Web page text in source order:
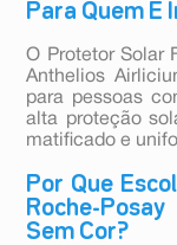
Para Quem É
O Protetor Solar
Anthelios
para pessoas
alta proteção
matificado e
Por Que
Roche-
Sem Cor?